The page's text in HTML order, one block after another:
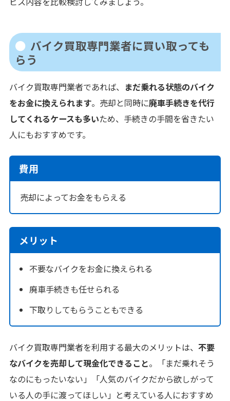
バイク買取専門業者に買い取っても
らう
バイク買取専門業者であれば、 まだ乗れる状態のバイク
をお金に換えられます。売却と同時に廃車手続きを代行
してくれるケースも多いため、手続きの手間を省きたい
人にもおすすめです。
費用
売却によってお金をもらえる
メリット
不要なバイクをお金に換えられる
廃車手続きも任せられる
下取りしてもらうこともできる
バイク買取専門業者を利用する最大のメリットは、 不要
なバイクを売却して現金化できること。「まだ乗れそう
なのにもったいない」「人気のバイクだから欲しがって
いる人の手に渡ってほしい」と考えている人におすすめ